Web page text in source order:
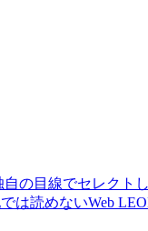
の目線でセレクト
は読めないWeb